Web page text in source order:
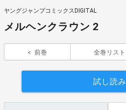
ヤングジャンプコミックスDIGITAL
メルヘンクラウン 2
前巻 全巻リスト
試し読み